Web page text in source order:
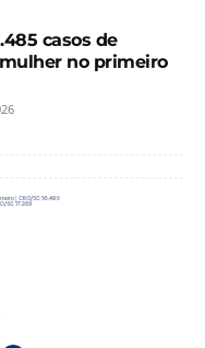
casos de
no primeiro